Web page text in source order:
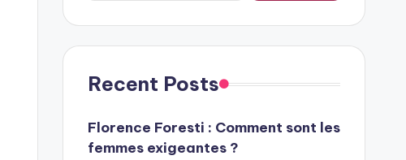
Recent Posts
Florence Foresti : Comment sont les
femmes exigeantes ?